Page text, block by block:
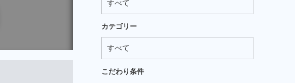
カテゴリー
こだわり条件